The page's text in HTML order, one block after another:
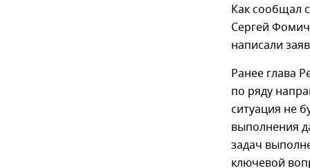
Как сообщал
Сергей Фомич
написали
Ранее глава
по ряду
ситуация не
выполнения
задач
ключевой